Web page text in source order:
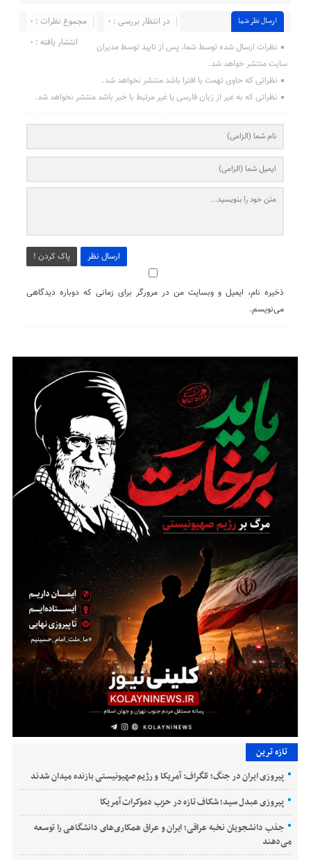
ارسال نظر شما مجموع نظرات : 0
در انتظار بررسی : 0
انتشار یافته : ۰
نظرات ارسال شده توسط شما، پس از تایید توسط مدیران
سایت منتشر خواهد شد.
نظراتی که حاوی تهمت یا افترا باشد منتشر نخواهد شد.
نظراتی که به غیر از زبان فارسی یا غیر مرتبط با خبر باشد منتشر نخواهد شد.
ارسال نظر پاک کردن !
ذخیره نام، ایمیل و وبسایت من در مرورگر برای زمانی که دوباره دیدگاهی
می‌نویسم.
تازه ترین
پیروزی ایران در جنگ؛ تلگراف: آمریکا و رژیم صهیونیستی بازنده میدان شدند
پیروزی عبدل سید؛ شکاف تازه در حزب دموکرات آمریکا
جذب دانشجویان نخبه عراقی؛ ایران و عراق همکاری‌های دانشگاهی را توسعه
می‌دهند